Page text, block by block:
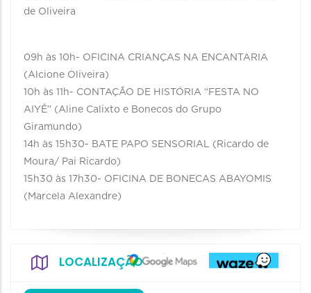
de Oliveira
09h às 10h- OFICINA CRIANÇAS NA ENCANTARIA
(Alcione Oliveira)
10h às 11h- CONTAÇÃO DE HISTÓRIA “FESTA NO
AIYÊ” (Aline Calixto e Bonecos do Grupo
Giramundo)
14h às 15h30- BATE PAPO SENSORIAL (Ricardo de
Moura/ Pai Ricardo)
15h30 às 17h30- OFICINA DE BONECAS ABAYOMIS
(Marcela Alexandre)
LOCALIZAÇÃO